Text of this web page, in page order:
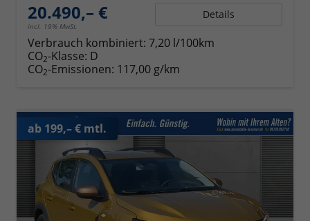
20.490,– €
incl. 19% MwSt.
Details
Verbrauch kombiniert: 7,20 l/100km
CO2-Klasse: D
CO2-Emissionen: 117,00 g/km
ab 199,– € mtl.